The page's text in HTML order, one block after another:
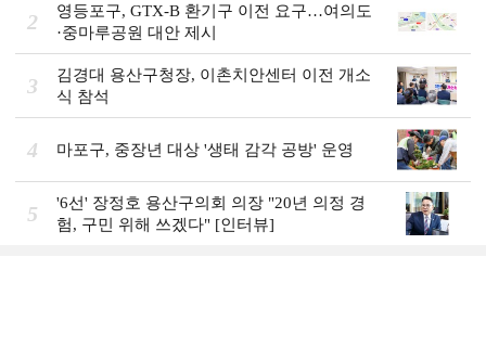
2
영등포구, GTX-B 환기구 이전 요구…여의도
·중마루공원 대안 제시
3
김경대 용산구청장, 이촌치안센터 이전 개소
식 참석
4 마포구, 중장년 대상 '생태 감각 공방' 운영
5
'6선' 장정호 용산구의회 의장 "20년 의정 경
험, 구민 위해 쓰겠다" [인터뷰]